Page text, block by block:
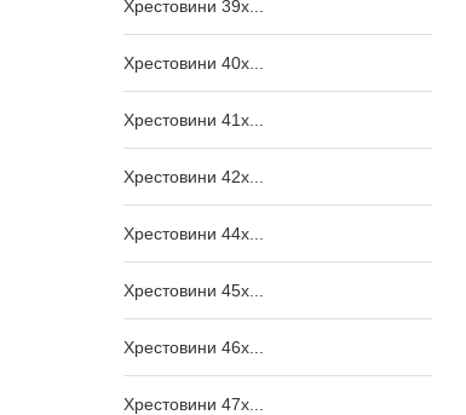
Хрестовини 39x...
Хрестовини 40x...
Хрестовини 41x...
Хрестовини 42x...
Хрестовини 44x...
Хрестовини 45x...
Хрестовини 46x...
Хрестовини 47x...